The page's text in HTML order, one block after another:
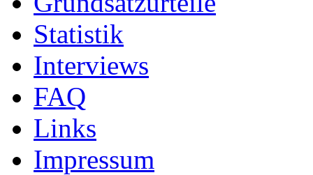
Statistik
Interviews
FAQ
Links
Impressum